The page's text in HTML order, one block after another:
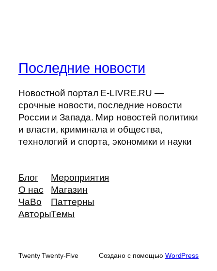
Последние новости
Новостной портал E-LIVRE.RU —
срочные новости, последние новости
России и Запада. Мир новостей политики
и власти, криминала и общества,
технологий и спорта, экономики и науки
Блог
О нас
ЧаВо
Авторы
Мероприятия
Магазин
Паттерны
Темы
Twenty Twenty-Five Создано с помощью WordPress